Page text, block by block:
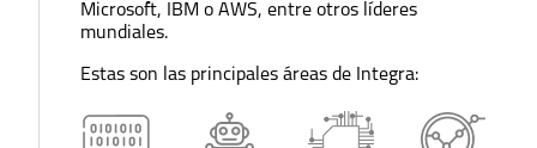
Microsoft, IBM o AWS, entre otros líderes
mundiales.
Estas son las principales áreas de Integra: